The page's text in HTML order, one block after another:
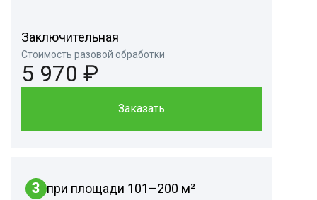
Заключительная
Стоимость разовой обработки
5 970 ₽
Заказать
3 при площади 101–200 м²